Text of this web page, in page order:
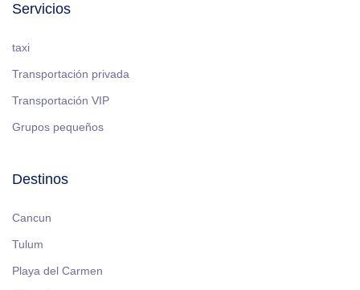
Servicios
taxi
Transportación privada
Transportación VIP
Grupos pequeños
Destinos
Cancun
Tulum
Playa del Carmen